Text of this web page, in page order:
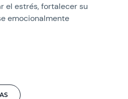
el estrés, fortalecer su
emocionalmente